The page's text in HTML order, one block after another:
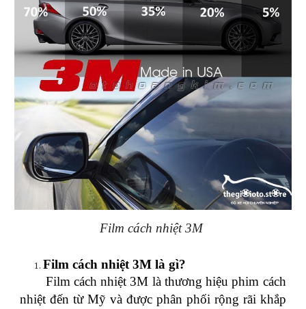
Film cách nhiệt 3M
Film cách nhiệt 3M là gì?
Film cách nhiệt 3M là thương hiệu phim cách
nhiệt đến từ Mỹ và được phân phối rộng rãi khắp